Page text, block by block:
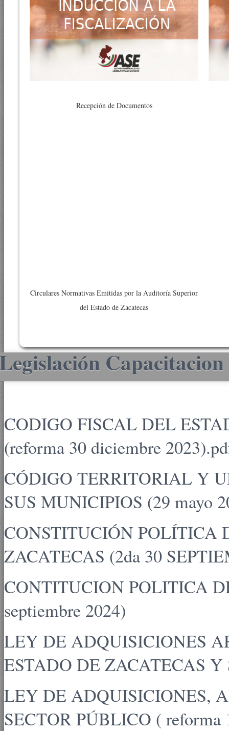
Recepción de Documentos
Circulares Normativas Emitidas por la Auditoría Superior
del Estado de Zacatecas
Capacitacion
CODIGO FISCAL DEL
(reforma 30 diciembre
CÓDIGO TERRITORIAL Y
SUS MUNICIPIOS (29 mayo
CONSTITUCIÓN POLÍTICA
ZACATECAS (2da 30
CONTITUCION POLITICA
septiembre 2024)
LEY DE ADQUISICIONES
ESTADO DE ZACATECAS
LEY DE ADQUISICIONES,
SECTOR PÚBLICO ( reforma